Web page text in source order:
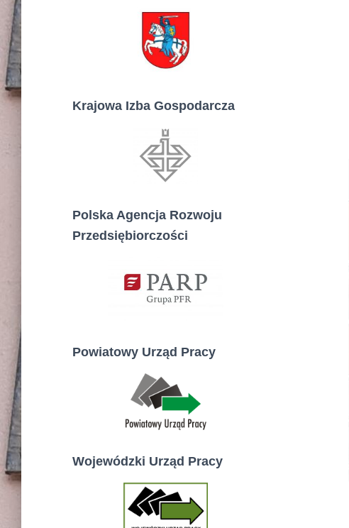
Krajowa Izba Gospodarcza
Polska Agencja Rozwoju
Przedsiębiorczości
Powiatowy Urząd Pracy
Wojewódzki Urząd Pracy